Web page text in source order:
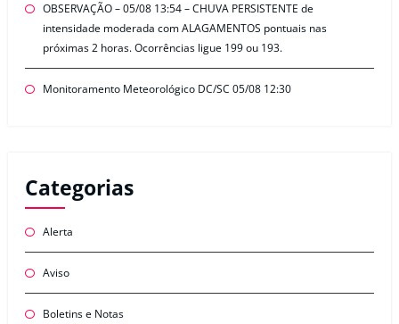
OBSERVAÇÃO – 05/08 13:54 – CHUVA PERSISTENTE de
intensidade moderada com ALAGAMENTOS pontuais nas
próximas 2 horas. Ocorrências ligue 199 ou 193.
Monitoramento Meteorológico DC/SC 05/08 12:30
Categorias
Alerta
Aviso
Boletins e Notas